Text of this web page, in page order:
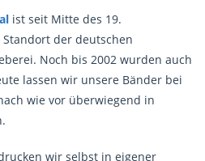
ist seit Mitte des 19.
der deutschen
Noch bis 2002 wurden auch
lassen wir unsere Bänder bei
wie vor überwiegend in
wir selbst in eigener